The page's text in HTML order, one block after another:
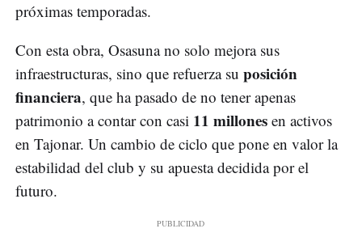
próximas temporadas.
Con esta obra, Osasuna no solo mejora sus
infraestructuras, sino que refuerza su posición
financiera, que ha pasado de no tener apenas
patrimonio a contar con casi 11 millones en activos
en Tajonar. Un cambio de ciclo que pone en valor la
estabilidad del club y su apuesta decidida por el
futuro.